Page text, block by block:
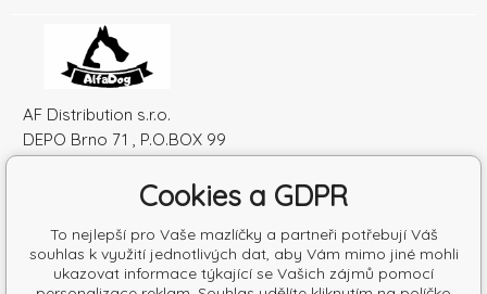
AF Distribution s.r.o.
DEPO Brno 71 , P.O.BOX 99
Česká republika
DIČ: SK2120864328
Cookies a GDPR
To nejlepší pro Vaše mazlíčky a partneři potřebují Váš
souhlas k využití jednotlivých dat, aby Vám mimo jiné mohli
ukazovat informace týkající se Vašich zájmů pomocí